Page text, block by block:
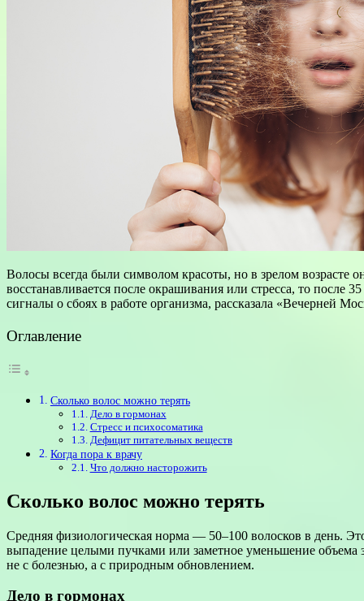
Волосы всегда были символом красоты, но в зрелом возрасте
восстанавливается после окрашивания или стресса, то после
сигналы о сбоях в работе организма, рассказала «Вечерней
Оглавление
Сколько волос можно терять
Дело в гормонах
Стресс и психосоматика
Дефицит питательных веществ
Когда пора к врачу
Что должно насторожить
Сколько волос можно терять
Средняя физиологическая норма — 50–100 волосков в день.
выпадение целыми пучками или заметное уменьшение объема
не с болезнью, а с природным обновлением.
Дело в гормонах